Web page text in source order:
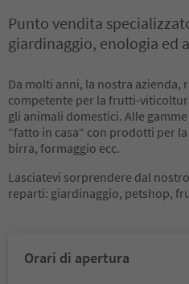
Punto vendita
giardinaggio, enologia ed
Da molti anni, la nostra azienda,
competente per la frutti-
gli animali domestici. Alle
“fatto in casa“ con prodotti per
birra, formaggio ecc.
Lasciatevi sorprendere dal
reparti: giardinaggio, petshop,
Orari di apertura